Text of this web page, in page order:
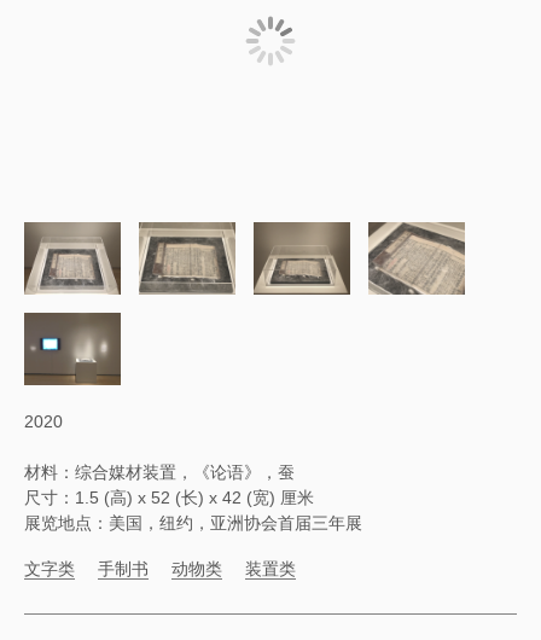
2020
材料：综合媒材装置，《论语》，蚕
尺寸：1.5 (高) x 52 (长) x 42 (宽) 厘米
展览地点：美国，纽约，亚洲协会首届三年展
文字类 手制书 动物类 装置类